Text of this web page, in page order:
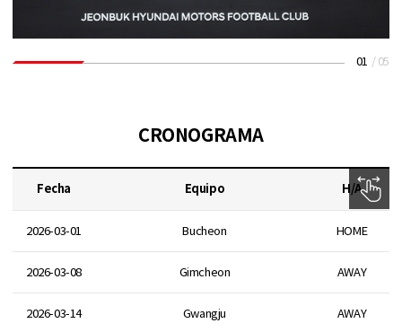
01 /05
CRONOGRAMA
Fecha Equipo H/A
2026-03-01 Bucheon HOME
2026-03-08 Gimcheon AWAY
2026-03-14 Gwangju AWAY